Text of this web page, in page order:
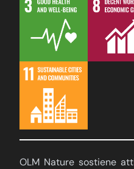
OLM Nature sostiene